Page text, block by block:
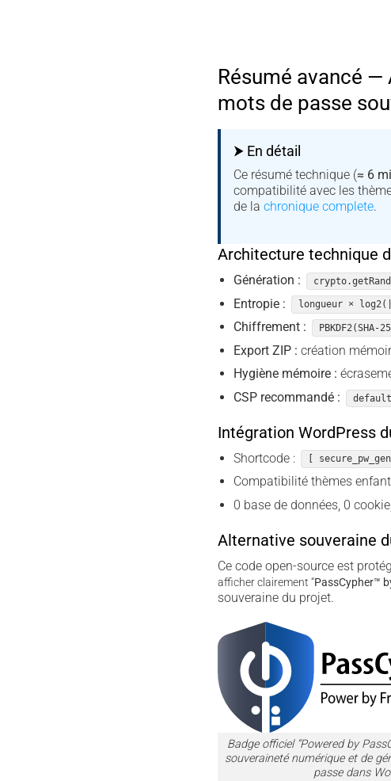
Résumé avancé
mots de passe
⮞ En détail
Ce résumé technique (≈ 6
compatibilité avec les
de la chronique complete.
Architecture technique
Génération :
Entropie :
longueur ×
Chiffrement :
Export ZIP : création
Hygiène mémoire :
CSP recommandé :
Intégration WordPress
Shortcode : [
Compatibilité thèmes
0 base de données, 0
Alternative souveraine
Ce code open-source est
afficher clairement “PassCypher­™
souveraine du projet.
Badge officiel “Powered by
souveraineté numérique et de
passe dans